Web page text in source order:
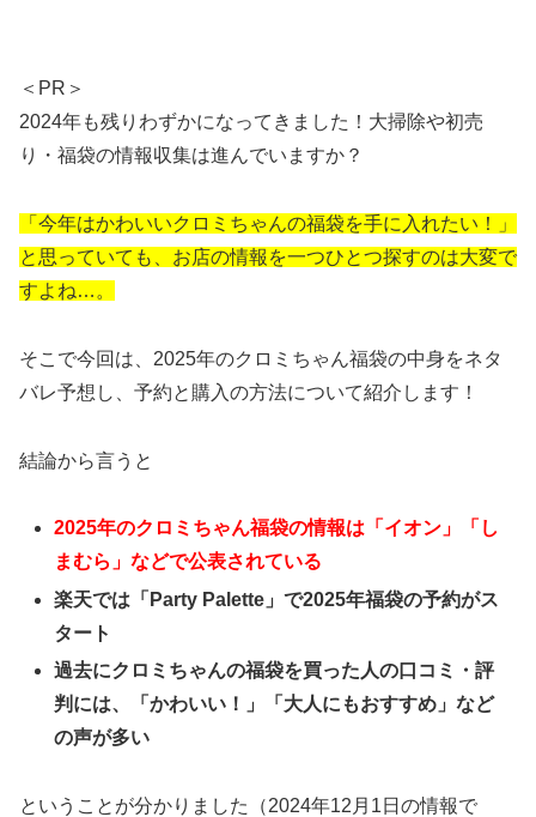
＜PR＞
2024年も残りわずかになってきました！大掃除や初売
り・福袋の情報収集は進んでいますか？
「今年はかわいいクロミちゃんの福袋を手に入れたい！」
と思っていても、お店の情報を一つひとつ探すのは大変で
すよね…。
そこで今回は、2025年のクロミちゃん福袋の中身をネタ
バレ予想し、予約と購入の方法について紹介します！
結論から言うと
2025年のクロミちゃん福袋の情報は「イオン」「し
まむら」などで公表されている
楽天では「Party Palette」で2025年福袋の予約がス
タート
過去にクロミちゃんの福袋を買った人の口コミ・評
判には、「かわいい！」「大人にもおすすめ」など
の声が多い
ということが分かりました（2024年12月1日の情報で